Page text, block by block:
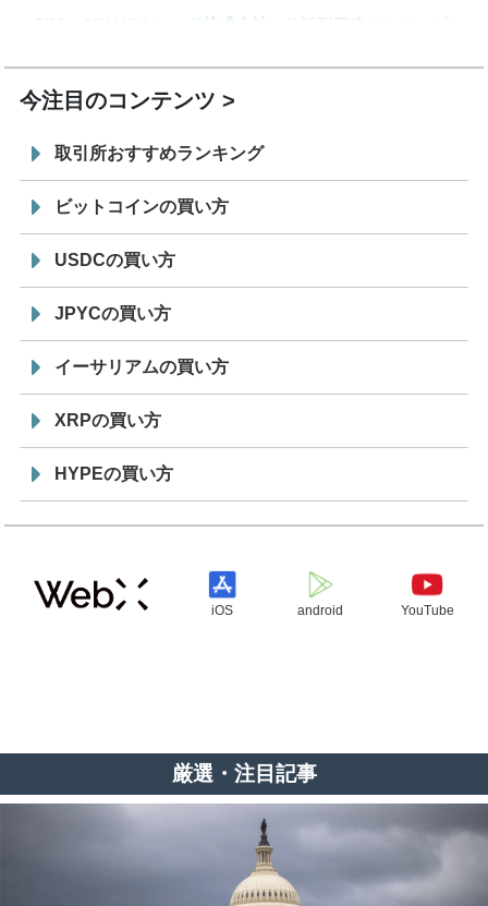
7/29
SBI VCトレード株式会社
信託型円建てステーブル
今注目のコンテンツ
取引所おすすめランキング
ビットコインの買い方
USDCの買い方
JPYCの買い方
イーサリアムの買い方
XRPの買い方
HYPEの買い方
iOS android YouTube
厳選・注目記事